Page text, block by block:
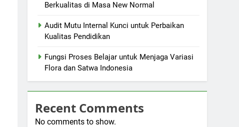
Berkualitas di Masa New Normal
Audit Mutu Internal Kunci untuk Perbaikan
Kualitas Pendidikan
Fungsi Proses Belajar untuk Menjaga Variasi
Flora dan Satwa Indonesia
Recent Comments
No comments to show.